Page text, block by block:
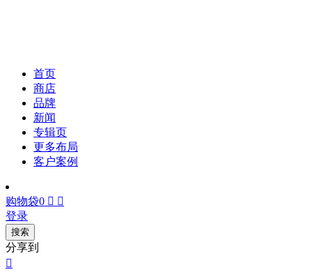
首页
商店
品牌
新闻
专辑页
更多布局
客户案例
购物袋0  
登录
搜索
分享到
